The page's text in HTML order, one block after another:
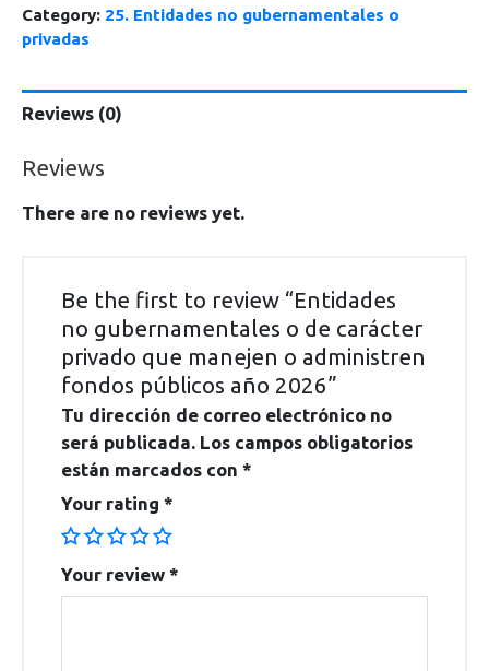
Category: 25. Entidades no gubernamentales o
privadas
Reviews (0)
Reviews
There are no reviews yet.
Be the first to review “Entidades
no gubernamentales o de carácter
privado que manejen o administren
fondos públicos año 2026”
Tu dirección de correo electrónico no
será publicada. Los campos obligatorios
están marcados con *
Your rating *
Your review *